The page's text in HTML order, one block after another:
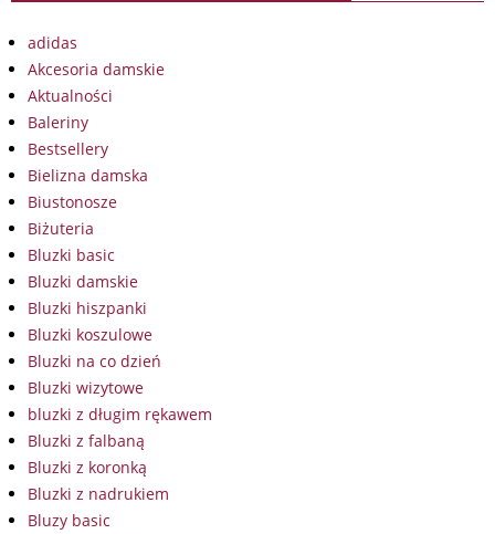
adidas
Akcesoria damskie
Aktualności
Baleriny
Bestsellery
Bielizna damska
Biustonosze
Biżuteria
Bluzki basic
Bluzki damskie
Bluzki hiszpanki
Bluzki koszulowe
Bluzki na co dzień
Bluzki wizytowe
bluzki z długim rękawem
Bluzki z falbaną
Bluzki z koronką
Bluzki z nadrukiem
Bluzy basic